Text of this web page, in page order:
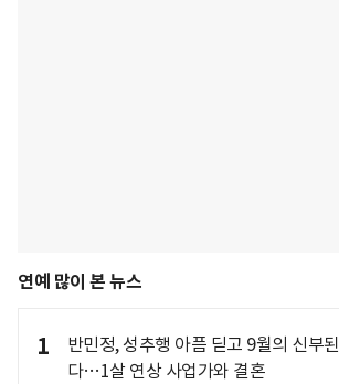
연예 많이 본 뉴스
1
반민정, 성추행 아픔 딛고 9월의 신부된
다…1살 연상 사업가와 결혼